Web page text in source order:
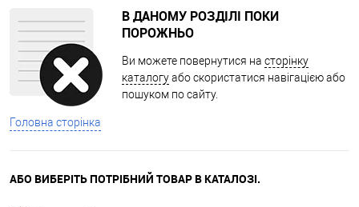
В ДАНОМУ РОЗДІЛІ ПОКИ
ПОРОЖНЬО
Ви можете повернутися на сторінку
каталогуабо скористатися навігацією або
пошуком по сайту.
Головна сторінка
АБО ВИБЕРІТЬ ПОТРІБНИЙ ТОВАР В КАТАЛОЗІ.